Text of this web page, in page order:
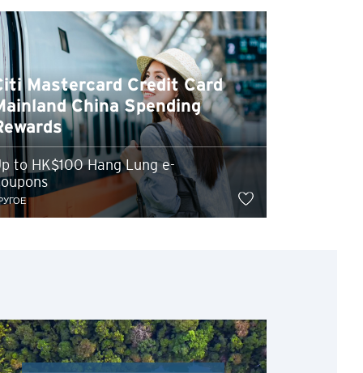
Mastercard Credit Card
China Spending
to HK$100 Hang Lung e-
под действие
а не политики
Никакая
никаких гарантий в